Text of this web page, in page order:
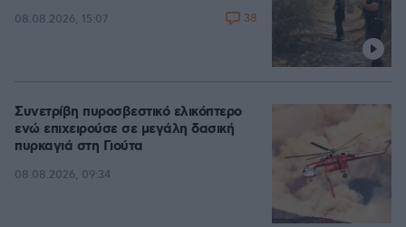
08.08.2026, 15:07 38
Συνετρίβη πυροσβεστικό ελικόπτερο
ενώ επιχειρούσε σε μεγάλη δασική
πυρκαγιά στη Γιούτα
08.08.2026, 09:34